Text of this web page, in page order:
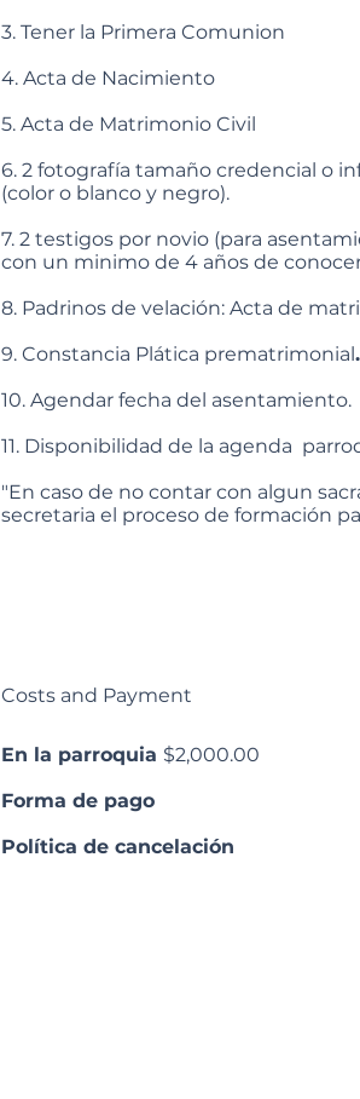
3. Tener la Primera Comunion
4. Acta de Nacimiento
5. Acta de Matrimonio Civil
6. 2 fotografía tamaño credencial o
(color o blanco y negro).
7. 2 testigos por novio (para
con un minimo de 4 años de
8. Padrinos de velación: Acta de
9. Constancia Plática prematrimonial.
10. Agendar fecha del asentamiento.
11. Disponibilidad de la agenda
"En caso de no contar con algun
secretaria el proceso de formación
Costs and Payment
En la parroquia $2,000.00
Forma de pago
Política de cancelación